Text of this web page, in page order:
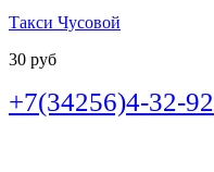
Такси Чусовой
30 руб
+7(34256)4-32-92